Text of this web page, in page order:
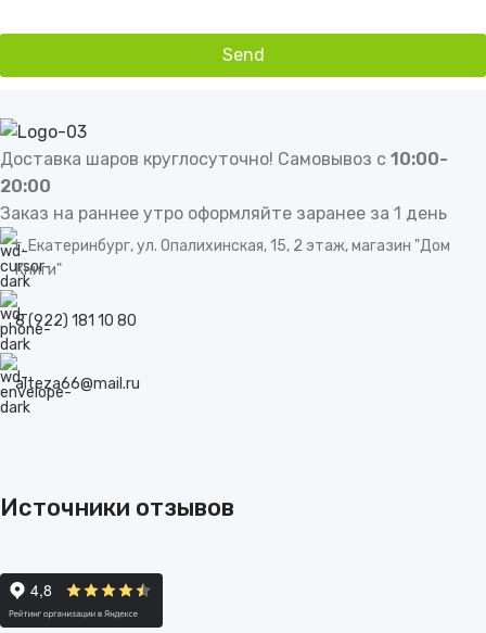
Send
This
should
be
left
blank
Доставка шаров круглосуточно! Самовывоз с 10:00-
20:00
Заказ на раннее утро оформляйте заранее за 1 день
г. Екатеринбург, ул. Опалихинская, 15, 2 этаж, магазин "Дом
Книги"
8 (922) 181 10 80
alteza66@mail.ru
Источники отзывов